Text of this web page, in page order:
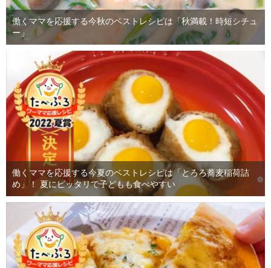
働くママを応援する今秋のベストレシピは「秋満載！時短シチュ
ー」
働くママを応援する今夏のベストレシピは「とろろ蕎麦稲荷詰
め」！ 夏にピッタリで子どもも食べやすい